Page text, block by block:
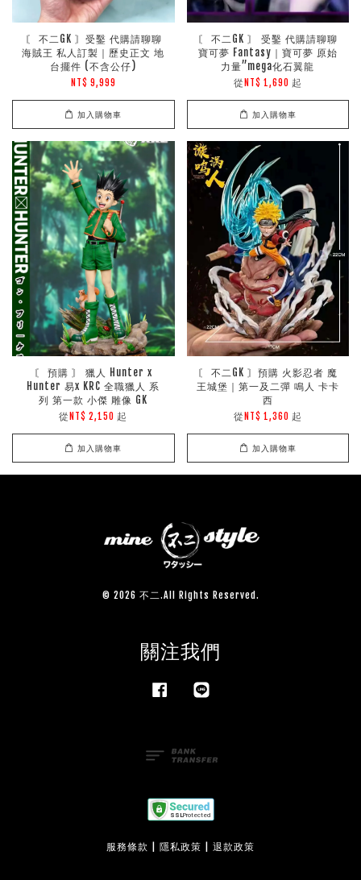
〘 不二GK 〙受鑿 代購請聊聊
海賊王 私人訂製｜歷史正文 地
台擺件 (不含公仔)
NT$ 9,999
加入購物車
〘 不二GK 〙 受鑿 代購請聊聊
寶可夢 Fantasy｜寶可夢 原始
力量”mega化石翼龍
從 NT$ 1,690 起
加入購物車
〘 預購 〙 獵人 Hunter x
Hunter 易x KRC 全職獵人 系
列 第一款 小傑 雕像 GK
從 NT$ 2,150 起
加入購物車
〘 不二GK 〙預購 火影忍者 魔
王城堡｜第一及二彈 鳴人 卡卡
西
從 NT$ 1,360 起
加入購物車
© 2026 不二.All Rights Reserved.
關注我們
Facebook
服務條款 隱私政策 退款政策